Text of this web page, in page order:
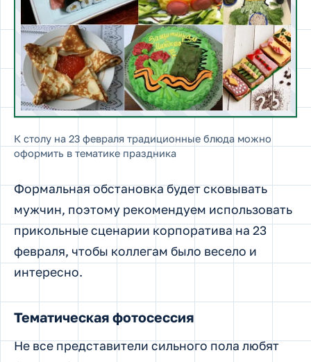
К столу на 23 февраля традиционные блюда можно
оформить в тематике праздника
Формальная обстановка будет сковывать
мужчин, поэтому рекомендуем использовать
прикольные сценарии корпоратива на 23
февраля, чтобы коллегам было весело и
интересно.
Тематическая фотосессия
Не все представители сильного пола любят